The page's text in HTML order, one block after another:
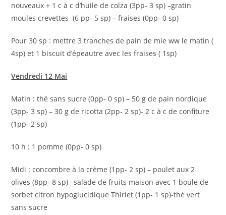
nouveaux + 1 c à c d’huile de colza (3pp- 3 sp) –gratin
moules crevettes (6 pp- 5 sp) – fraises (0pp- 0 sp)
Pour 30 sp : mettre 3 tranches de pain de mie ww le matin (
4sp) et 1 biscuit d’épeautre avec les fraises ( 1sp)
Vendredi 12 Mai
Matin : thé sans sucre (0pp- 0 sp) – 50 g de pain nordique
(3pp- 3 sp) – 30 g de ricotta (2pp- 2 sp)- 2 c à c de confiture
(1pp- 2 sp)
10 h : 1 pomme (0pp- 0 sp)
Midi : concombre à la crème (1pp- 2 sp) – poulet aux 2
olives (8pp- 8 sp) –salade de fruits maison avec 1 boule de
sorbet citron hypoglucidique Thiriet (1pp- 1 sp)-thé vert
sans sucre